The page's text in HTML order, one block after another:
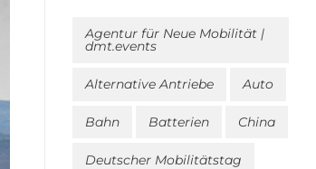
Agentur für Neue Mobilität |
dmt.events
Alternative Antriebe Auto
Bahn Batterien China
Deutscher Mobilitätstag